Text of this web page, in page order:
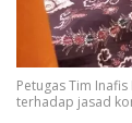
Petugas Tim
terhadap jasad